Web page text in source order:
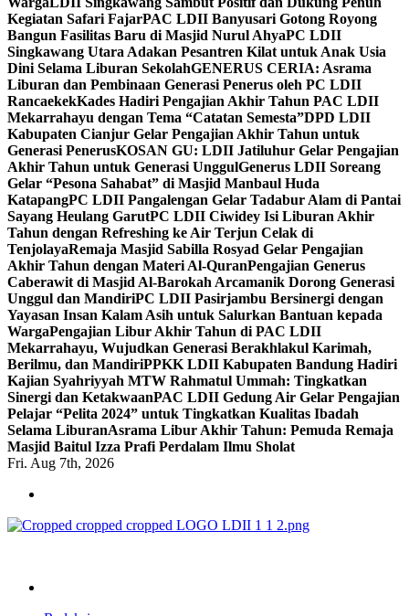
Kegiatan Safari FajarPAC LDII Banyusari Gotong Royong
Bangun Fasilitas Baru di Masjid Nurul AhyaPC LDII
Singkawang Utara Adakan Pesantren Kilat untuk Anak Usia
Dini Selama Liburan SekolahGENERUS CERIA: Asrama
Liburan dan Pembinaan Generasi Penerus oleh PC LDII
RancaekekKades Hadiri Pengajian Akhir Tahun PAC LDII
Mekarrahayu dengan Tema “Catatan Semesta”DPD LDII
Kabupaten Cianjur Gelar Pengajian Akhir Tahun untuk
Generasi PenerusKOSAN GU: LDII Jatiluhur Gelar Pengajian
Akhir Tahun untuk Generasi UnggulGenerus LDII Soreang
Gelar “Pesona Sahabat” di Masjid Manbaul Huda
KatapangPC LDII Pangalengan Gelar Tadabur Alam di Pantai
Sayang Heulang GarutPC LDII Ciwidey Isi Liburan Akhir
Tahun dengan Refreshing ke Air Terjun Celak di
TenjolayaRemaja Masjid Sabilla Rosyad Gelar Pengajian
Akhir Tahun dengan Materi Al-QuranPengajian Generus
Caberawit di Masjid Al-Barokah Arcamanik Dorong Generasi
Unggul dan MandiriPC LDII Pasirjambu Bersinergi dengan
Yayasan Insan Kalam Asih untuk Salurkan Bantuan kepada
WargaPengajian Libur Akhir Tahun di PAC LDII
Mekarrahayu, Wujudkan Generasi Berakhlakul Karimah,
Berilmu, dan MandiriPPKK LDII Kabupaten Bandung Hadiri
Kajian Syahriyyah MTW Rahmatul Ummah: Tingkatkan
Sinergi dan KetakwaanPAC LDII Gedung Air Gelar Pengajian
Pelajar “Pelita 2024” untuk Tingkatkan Kualitas Ibadah
Selama LiburanAsrama Libur Akhir Tahun: Pemuda Remaja
Masjid Baitul Izza Prafi Perdalam Ilmu Sholat
Fri. Aug 7th, 2026